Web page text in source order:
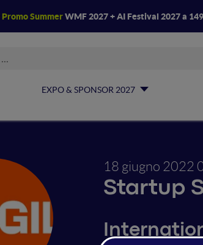
Promo SummerWMF 2027 + AI Festival 2027 a
EXPO & SPONSOR 2027
18 giugno 2022
Startup